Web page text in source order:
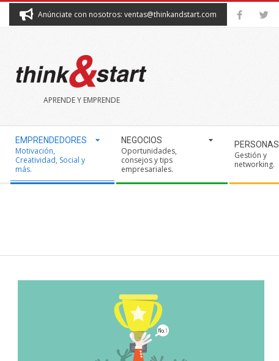
Anúnciate con nosotros: ventas@thinkandstart.com
THINK&START
APRENDE Y EMPRENDE
Navigation
Menu
EMPRENDEDORES
Motivación,
Creatividad, Social y
más.
NEGOCIOS
Oportunidades,
consejos y tips
empresariales.
PERSONAS
Gestión y
networking.